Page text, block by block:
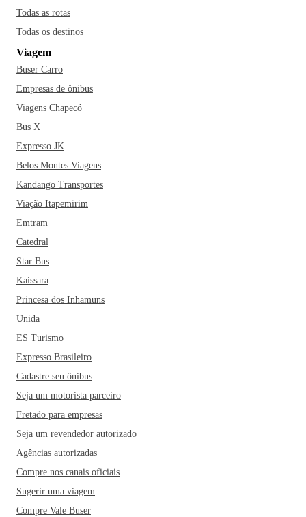
Todas as rotas
Todas os destinos
Viagem
Buser Carro
Empresas de ônibus
Viagens Chapecó
Bus X
Expresso JK
Belos Montes Viagens
Kandango Transportes
Viação Itapemirim
Emtram
Catedral
Star Bus
Kaissara
Princesa dos Inhamuns
Unida
ES Turismo
Expresso Brasileiro
Cadastre seu ônibus
Seja um motorista parceiro
Fretado para empresas
Seja um revendedor autorizado
Agências autorizadas
Compre nos canais oficiais
Sugerir uma viagem
Compre Vale Buser